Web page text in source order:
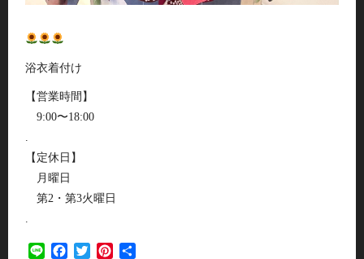
浴衣着付け
【営業時間】
9:00〜18:00
【定休日】
月曜日
第2・第3火曜日
Line FacebookTwitterPinterest